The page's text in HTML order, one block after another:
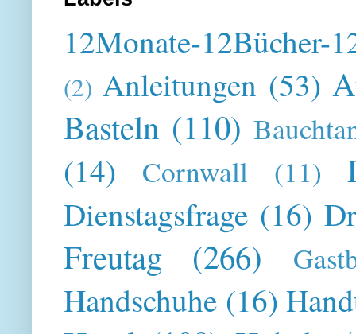
12Monate-12Bücher-
(2) Anleitungen (53)
Basteln (110)
(14) Cornwall (11)
Dienstagsfrage (16)
Freutag (266)
Handschuhe (16)